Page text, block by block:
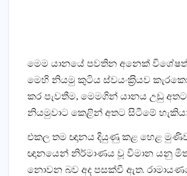
මෙම යානයේ පවතින අනෙක්
මෙහි නියමු කුටිය ස්වයංක‍්‍රියව
කර පැවතීම, මෙමගින් යානය උඩු අතට
නියමුවාට කෙළින් අතට සිටීමේ
එකල තම ඥානය දියුණු කළ හෙළ
ඥානයෙන් නිර්මාණය වූ විමාන යනු
නොවන බව අද පසක්වී ඇත.